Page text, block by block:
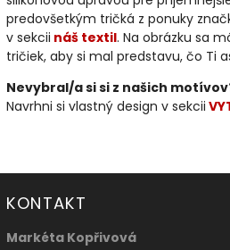
predovšetkým tričká z ponuky
v sekcii náš textil. Na obrázku sa
tričiek, aby si mal predstavu, čo Ti
Nevybral/a si si z našich
Navrhni si vlastný design v sekcii
KONTAKT
Markéta Kopřivová